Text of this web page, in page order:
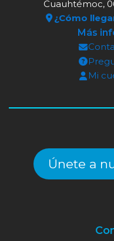
Cuauhtémoc,
¿Cómo
Más
Mi
Únete a